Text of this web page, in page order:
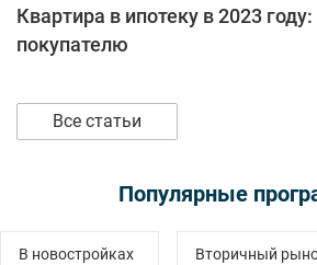
Квартира в ипотеку в 2023
покупателю
Все статьи
Популярные
В новостройках Вторичный